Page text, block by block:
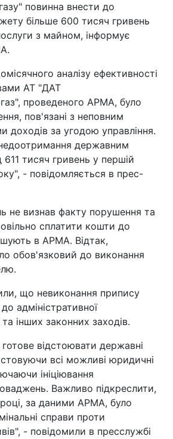
повинна внести до
більше 600 тисяч гривень
з майном, інформує
аналізу ефективності
АТ "ДАТ
проведеного АРМА, було
пов'язані з неповним
доходів за угодою управління.
державним
тисяч гривень у першій
- повідомляється в прес-
не визнав факту порушення та
сплатити кошти до
в АРМА. Відтак,
обов'язковий до виконання
що невиконання припису
адміністративної
та інших законних заходів.
відстоювати державні
всі можливі юридичні
ініціювання
Важливо підкреслити,
за даними АРМА, було
справи проти
- повідомили в пресслужбі